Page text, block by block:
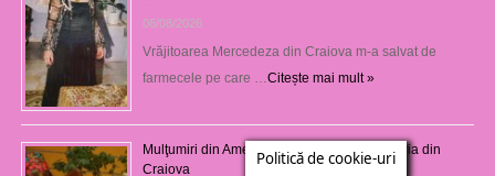
06/08/2026
Vrăjitoarea Mercedeza din Craiova m-a salvat de
farmecele pe care …Citește mai mult »
Mulţumiri din America pentru vrăjitoarea Maria din
Craiova
Politică de cookie-uri